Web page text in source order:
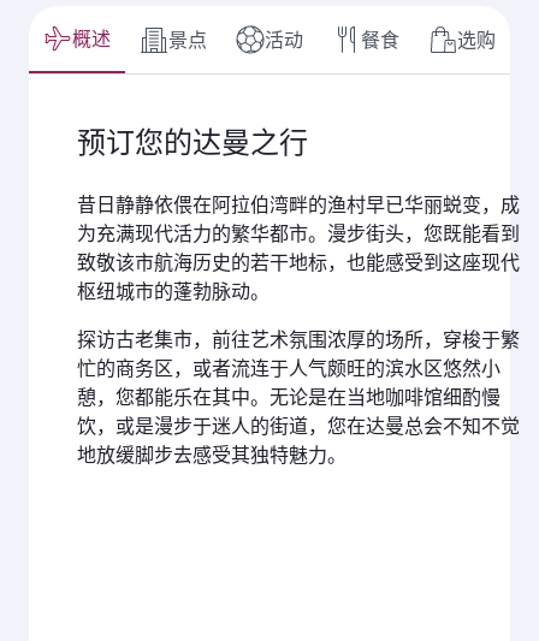
概述 景点 活动 餐食 选购
预订您的达曼之行
昔日静静依偎在阿拉伯湾畔的渔村早已华丽蜕变，成
为充满现代活力的繁华都市。漫步街头，您既能看到
致敬该市航海历史的若干地标，也能感受到这座现代
枢纽城市的蓬勃脉动。
探访古老集市，前往艺术氛围浓厚的场所，穿梭于繁
忙的商务区，或者流连于人气颇旺的滨水区悠然小
憩，您都能乐在其中。无论是在当地咖啡馆细酌慢
饮，或是漫步于迷人的街道，您在达曼总会不知不觉
地放缓脚步去感受其独特魅力。